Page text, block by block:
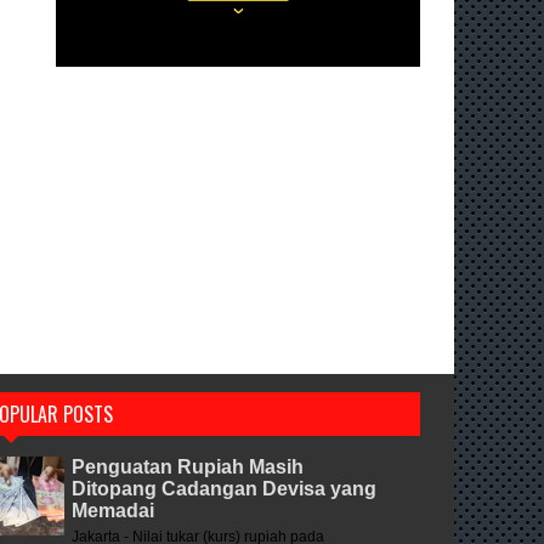
POSTS
Penguatan Rupiah Masih
Ditopang Cadangan Devisa yang
Memadai
Jakarta - Nilai tukar (kurs) rupiah pada